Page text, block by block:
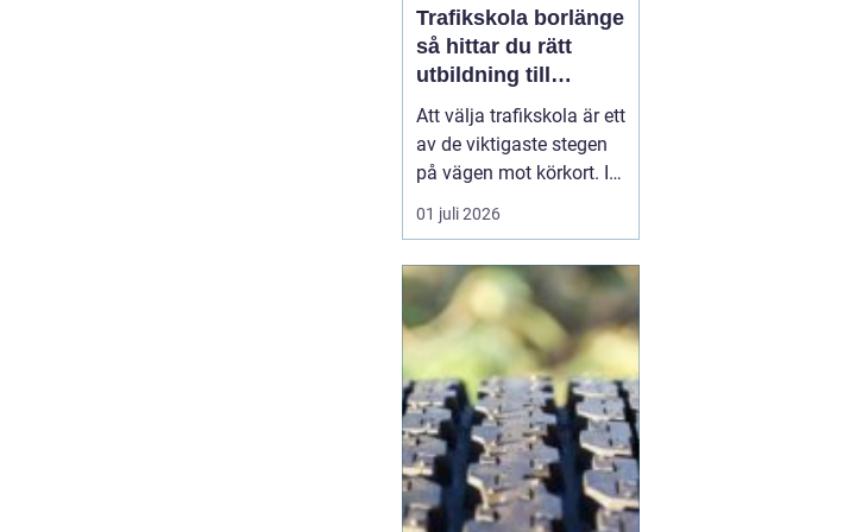
Trafikskola borlänge
så hittar du rätt
utbildning till
körkortet
Att välja trafikskola är ett
av de viktigaste stegen
på vägen mot körkort. I
Borlänge finns flera
alternativ, men
kan vara stora. Den som
vill hitta en trafikskola i
Borlänge som passar
både plånbok, tidsplan
och sätt att lära...
01 juli 2026